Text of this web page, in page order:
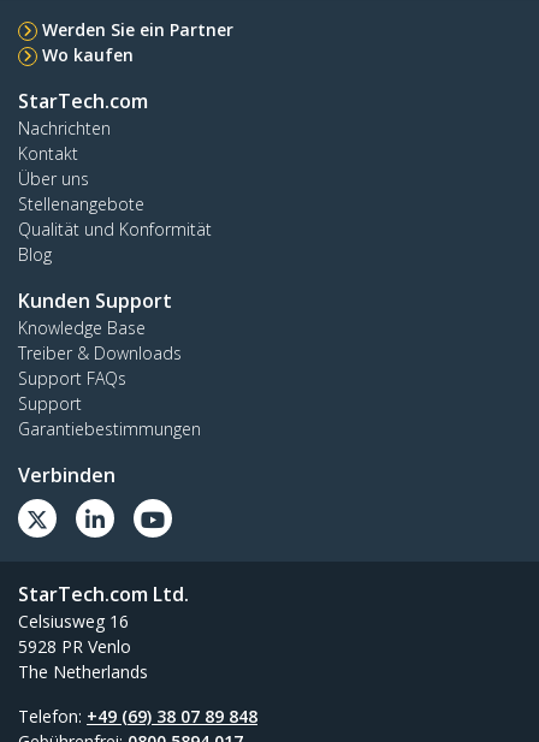
Werden Sie ein Partner
Wo kaufen
StarTech.com
Nachrichten
Kontakt
Über uns
Stellenangebote
Qualität und Konformität
Blog
Kunden Support
Knowledge Base
Treiber & Downloads
Support FAQs
Support
Garantiebestimmungen
Verbinden
StarTech.com Ltd.
Celsiusweg 16
5928 PR Venlo
The Netherlands
Telefon: +49 (69) 38 07 89 848